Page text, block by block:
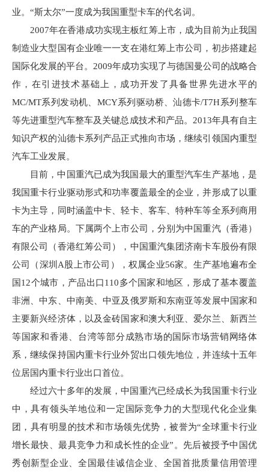
业。“斯太尔”一度成为我国重型卡车的代名词。
2007年在香港成功实现主板红筹上市，成为目前为止我国
制造业大型国有企业唯一一支在港红筹上市公司，初步搭建起
国际化发展的平台。2009年成功实现了与德国曼公司的战略合
作，在引进技术基础上，成功开发了具备世界先进水平的
MC/MT系列发动机、MCY系列驱动桥、汕德卡/T7H系列整车
等先进重型汽车整车及关键总成技术和产品。2013年具有自主
知识产权的汕德卡系列产品正式推向市场，继续引领国内重型
汽车工业发展。
目前，中国重汽已成为我国最大的重型汽车生产基地，是
我国重卡行业驱动形式和功率覆盖最全的企业，并形成了以重
卡为主导，同时涵盖中卡、轻卡、客车、特种车等全系列商用
车的产业格局。下属两个上市公司，分别为中国重汽（香港）
有限公司（香港红筹公司），中国重汽集团济南卡车股份有限
公司（深圳A股上市公司），权属企业56家。生产基地遍布全
国12个城市，产品出口110多个国家和地区，形成了基本覆盖
非洲、中东、中南美、中亚及俄罗斯和东南亚等发展中国家和
主要新兴经济体，以及金砖国家和澳大利亚、爱尔兰、新西兰
等国家和香港、台湾等部分成熟市场的国际市场营销网络体
系，继续保持国内重卡行业外贸出口领先地位，并连续十五年
位居国内重卡行业出口首位。
经过六十多年的发展，中国重汽已经成长为我国重卡行业
中，具有领头羊地位和一定国际竞争力的大型现代化企业集
团，具有明显的技术和市场领先优势，被誉为“全球重卡行业
增长最快、最具竞争力和成长性的企业”。先后被授予中国优
秀创新型企业、全国最佳诚信企业、全国首批质量信用管理